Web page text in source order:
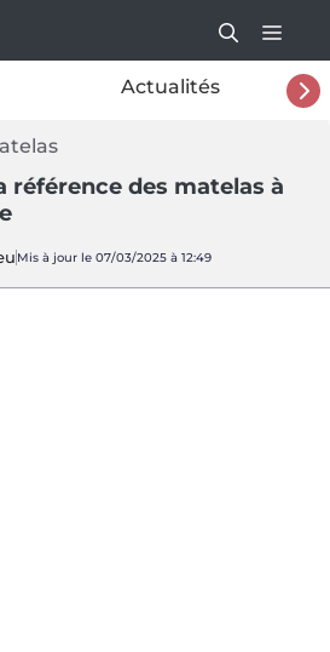
Actualités
référence des matelas à
Mis à jour le 07/03/2025 à 12:49